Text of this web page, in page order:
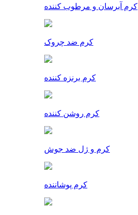
کرم آبرسان و مرطوب کننده
کرم ضد چروک
کرم برنزه کننده
کرم روشن کننده
کرم و ژل ضد جوش
کرم پوشاننده